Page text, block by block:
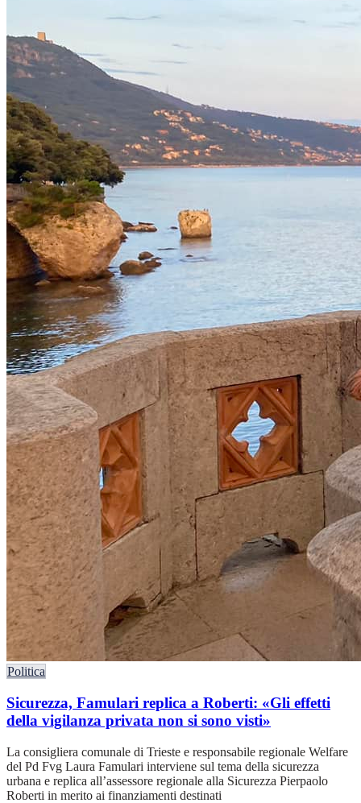
Politica
Sicurezza, Famulari replica a Roberti: «Gli effetti
della vigilanza privata non si sono visti»
La consigliera comunale di Trieste e responsabile regionale Welfare
del Pd Fvg Laura Famulari interviene sul tema della sicurezza
urbana e replica all’assessore regionale alla Sicurezza Pierpaolo
Roberti in merito ai finanziamenti destinati